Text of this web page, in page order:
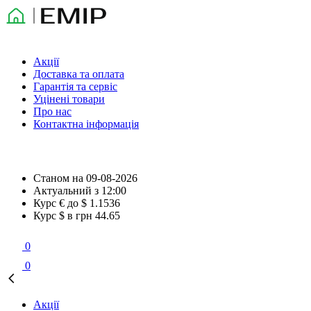
Акції
Доставка та оплата
Гарантія та сервіс
Уцінені товари
Про нас
Контактна інформація
Станом на 09-08-2026
Актуальний з 12:00
Курс € до $ 1.1536
Курс $ в грн 44.65
0
0
Акції